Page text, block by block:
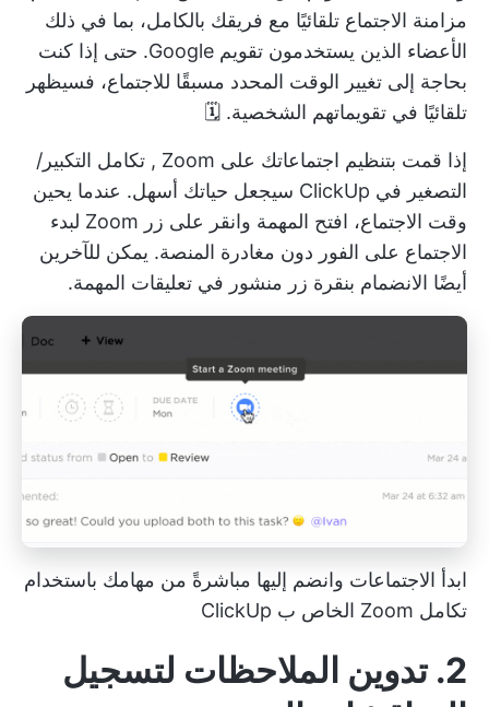
مزامنة الاجتماع تلقائيًا مع فريقك بالكامل، بما في ذلك
الأعضاء الذين يستخدمون تقويم Google. حتى إذا كنت
بحاجة إلى تغيير الوقت المحدد مسبقًا للاجتماع، فسيظهر
تلقائيًا في تقويماتهم الشخصية. 🗓️
إذا قمت بتنظيم اجتماعاتك على Zoom , تكامل التكبير/
التصغير في ClickUp
سيجعل حياتك أسهل. عندما يحين
وقت الاجتماع، افتح المهمة وانقر على زر Zoom لبدء
الاجتماع على الفور دون مغادرة المنصة. يمكن للآخرين
أيضًا الانضمام بنقرة زر منشور في تعليقات المهمة.
ابدأ الاجتماعات وانضم إليها مباشرةً من مهامك باستخدام
تكامل Zoom الخاص ب ClickUp
2. تدوين الملاحظات لتسجيل